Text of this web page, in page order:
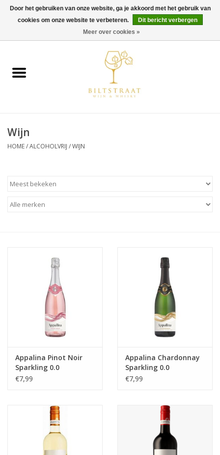
0 Artikelen - €0,00
Wijn
Gin & Tonic
Gedestilleerd
Relatiegeschenken
Over ons
Wijn
HOME/ALCOHOLVRIJ /WIJN
Appalina Pinot Noir
Sparkling 0.0
€7,99
Appalina Chardonnay
Sparkling 0.0
€7,99
Door het gebruiken van onze website, ga je akkoord met het gebruik van
cookies om onze website te verbeteren.
Dit bericht verbergen
Meer over cookies »